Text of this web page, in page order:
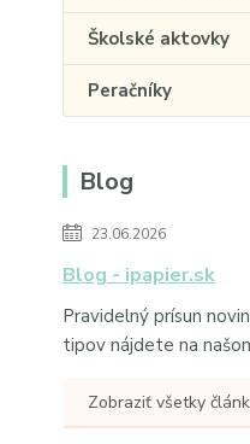
Školské aktovky
Peračníky
Blog
23.06.2026
Blog - ipapier.sk
Pravidelný prísun
tipov nájdete na
Zobraziť všetky